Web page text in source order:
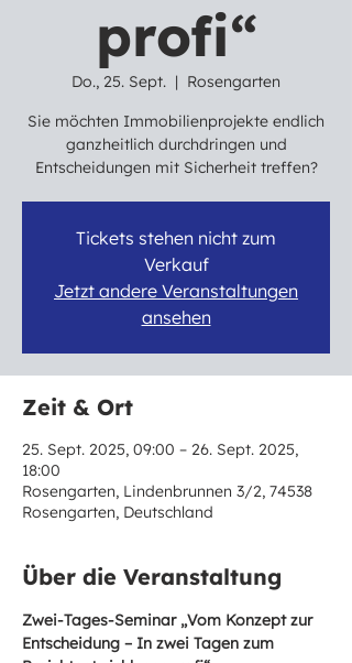
profi“
Do., 25. Sept.
  |
Rosengarten
Sie möchten Immobilienprojekte endlich
ganzheitlich durchdringen und
Entscheidungen mit Sicherheit treffen?
Tickets stehen nicht zum
Verkauf
Jetzt andere Veranstaltungen
ansehen
Zeit & Ort
25. Sept. 2025, 09:00 – 26. Sept. 2025,
18:00
Rosengarten, Lindenbrunnen 3/2, 74538
Rosengarten, Deutschland
Über die Veranstaltung
Zwei-Tages-Seminar „Vom Konzept zur
Entscheidung – In zwei Tagen zum